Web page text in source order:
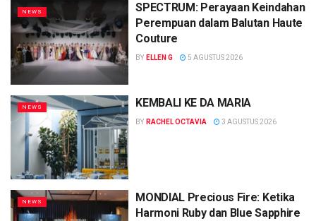
NEWS
SPECTRUM: Perayaan Keindahan
Perempuan dalam Balutan Haute
Couture
BY ELLEN G 5 AGUSTUS 2026
NEWS KEMBALI KE DA MARIA
BY RACHEL OCTAVIA 3 AGUSTUS 2026
NEWS
MONDIAL Precious Fire: Ketika
Harmoni Ruby dan Blue Sapphire